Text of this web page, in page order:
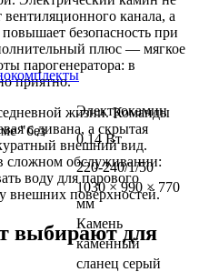
вентиляционного канала, а
безопасность при
плюс — мягкое
парогенератора: в
приятно.
жизни. Команды
с дивана, а скрытая
внешний вид.
сложном обслуживании:
воду для парового
внешних поверхностей.
выбирают для
Электрокамин
"без
0.14 Вт
220-240/1/50
1030 × 990 × 770
мм
Камень
каменный
сланец серый